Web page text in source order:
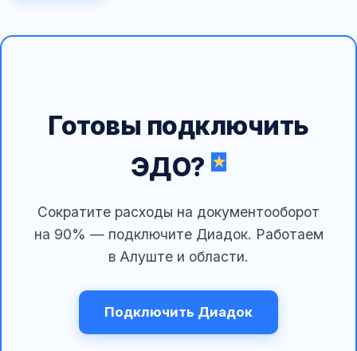
Готовы подключить
ЭДО?
Сократите расходы на документооборот
на 90% — подключите Диадок. Работаем
в Алуште и области.
Подключить Диадок